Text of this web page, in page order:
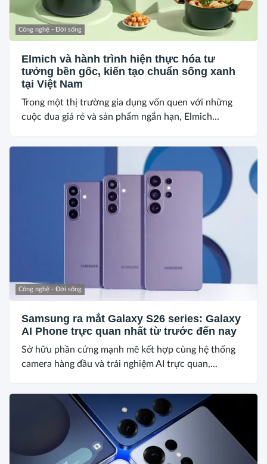
Công nghệ - Đời sống
Elmich và hành trình hiện thực hóa tư
tưởng bền gốc, kiến tạo chuẩn sống xanh
tại Việt Nam
Trong một thị trường gia dụng vốn quen với những
cuộc đua giá rẻ và sản phẩm ngắn hạn, Elmich...
Công nghệ - Đời sống
Samsung ra mắt Galaxy S26 series: Galaxy
AI Phone trực quan nhất từ trước đến nay
Sở hữu phần cứng mạnh mẽ kết hợp cùng hệ thống
camera hàng đầu và trải nghiệm AI trực quan,...